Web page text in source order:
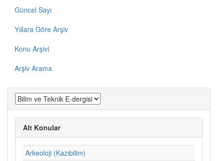
Güncel Sayı
Yıllara Göre Arşiv
Konu Arşivi
Arşiv Arama
Alt Konular
Arkeoloji (Kazıbilim)